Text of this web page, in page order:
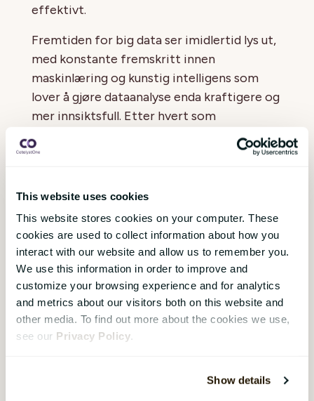
This website uses cookies
This website stores cookies on your computer. These
cookies are used to collect information about how you
interact with our website and allow us to remember you.
We use this information in order to improve and
customize your browsing experience and for analytics
and metrics about our visitors both on this website and
other media. To find out more about the cookies we use,
see our Privacy Policy.
Show details
effektivt.
Fremtiden for big data ser imidlertid lys ut,
med konstante fremskritt innen
maskinlæring og kunstig intelligens som
lover å gjøre dataanalyse enda kraftigere og
mer innsiktsfull. Etter hvert som
teknologiene fortsetter å utvikle seg, vil
bedrifter kunne dra enda større nytte av
beslutninger.
Avslutningsvis er big data en kraftig ressurs
som, når den administreres og analyseres
riktig, kan gi uvurderlig innsikt og
konkurransefortrinn for bedrifter og
organisasjoner på tvers av alle bransjer.
Relaterte sider: